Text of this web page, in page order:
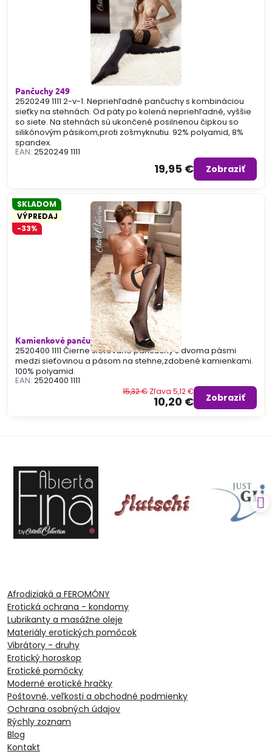
Pančuchy 249
2520249 1111 2-v-1. Nepriehľadné pančuchy s kombináciou
sieťky na stehnách. Od päty po kolená nepriehľadné, vyššie
so siete. Na stehnách sú ukončené posilnenou čipkou so
silikónovým pásikom,proti zošmyknutiu. 92% polyamid, 8%
spandex.
EAN: 2520249 1111
19,95 € Zobraziť
Kamienkové pančuchy 400
SKLADOM
VÝPREDAJ
-33%
2520400 1111 Čierne sieťované pančuchy s dvoma pásmi
medzi sieťovinou a pásom na stehne,zdobené kamienkami.
100% polyamid.
EAN: 2520400 1111
10,20 €
15,32 € Zľava 5,12 €
Zobraziť
Afrodiziaká a FEROMÓNY
Erotická ochrana - kondomy
Lubrikanty a masážne oleje
Materiály erotických pomôcok
Vibrátory - druhy
Erotický horoskop
Erotické pomôcky
Moderné erotické hračky
Poštovné, veľkosti a obchodné podmienky
Ochrana osobných údajov
Rýchly zoznam
Blog
Kontakt